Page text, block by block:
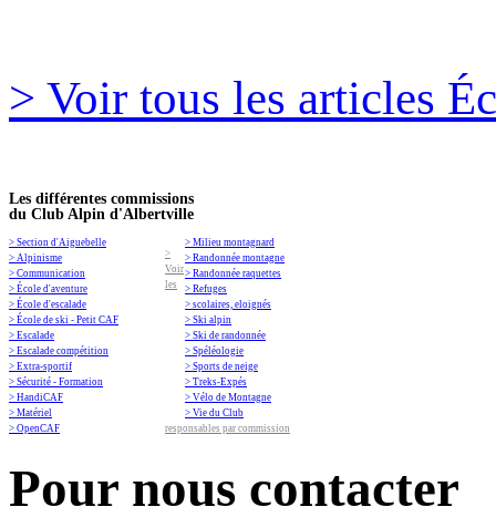
> Voir tous les articles
Les différentes commissions
du Club Alpin d'Albertville
> Section d'Aiguebelle
> Alpinisme
> Communication
> École d'aventure
> École d'escalade
> École de ski - Petit CAF
> Escalade
> Escalade compétition
> Extra-sportif
> Sécurité - Formation
> HandiCAF
> Matériel
> OpenCAF
> Milieu montagnard
> Randonnée montagne
> Randonnée raquettes
> Refuges
> scolaires, eloignés
> Ski alpin
> Ski de randonnée
> Spéléologie
> Sports de neige
> Treks-Expés
> Vélo de Montagne
> Vie du Club
>
Voir
les
responsables par commission
Pour nous contacter